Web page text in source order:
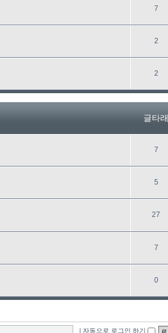
래
7글
타
래
2글
타
래
2글
타
래
글타래
7글
타
래
5글
타
래
27
타
7글
타
래
0글
타
자동으로 로그인 하기